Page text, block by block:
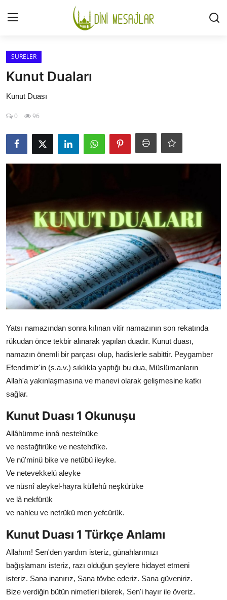
Giriş
HAKKIMIZDA
SURELER
NAMAZ
DUALAR
KİMDİR?
DİNİ MESAJLAR
KISSADAN HİSSE
SURELER
Kunut Duaları
Kunut Duası
0 96
Yatsı namazından sonra kılınan vitir namazının son rekatında
rükudan önce tekbir alınarak yapılan duadır. Kunut duası,
namazın önemli bir parçası olup, hadislerle sabittir. Peygamber
Efendimiz'in (s.a.v.) sıklıkla yaptığı bu dua, Müslümanların
Allah'a yakınlaşmasına ve manevi olarak gelişmesine katkı
sağlar.
Kunut Duası 1 Okunuşu
Allâhümme innâ nesteînüke
ve nestağfirüke ve nestehdîke.
Ve nü'minü bike ve netûbü ileyke.
Ve netevekkelü aleyke
ve nüsnî aleykel-hayra küllehû neşkürüke
ve lâ nekfürük
ve nahleu ve netrükü men yefcürük.
Kunut Duası 1 Türkçe Anlamı
Allahım! Sen'den yardım isteriz, günahlarımızı
bağışlamanı isteriz, razı olduğun şeylere hidayet etmeni
isteriz. Sana inanırız, Sana tövbe ederiz. Sana güveniriz.
Bize verdiğin bütün nimetleri bilerek, Sen'i hayır ile överiz.